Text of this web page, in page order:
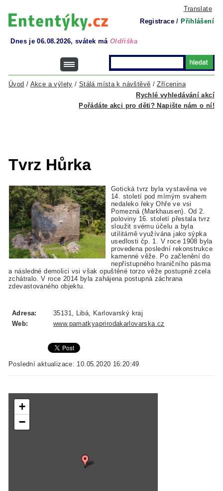
Translate
Registrace / Přihlášení
Dnes je 06.08.2026, svátek má Oldřiška
Rychlé vyhledávání akcí
Úvod / Akce a výlety / Stálá místa k návštěvě /Zřícenina
Pořádáte akci pro děti? Napište nám o ní!
Tvrz Hůrka
Gotická tvrz byla vystavěna ve
14. století pod mírným svahem
nedaleko řeky Ohře ve vsi
Pomezná (Markhausen). Od 2.
poloviny 16. století přestala tvrz
sloužit svému účelu a byla
utilitárně využívána jako sýpka
usedlosti čp. 1. V roce 1908 byla
provedena poslední rekonstrukce
kamenné věže. Po začlenění do
nepřístupného hraničního pásma
a následné demolici vsi však opuštěné torzo věže postupně zcela
zchátralo. V roce 2014 byla zahájena postupná záchrana
zdevastovaného objektu.
Adresa:
35131, Libá, Karlovarský kraj
Web:
www.pamatkyaprirodakarlovarska.cz
Poslední aktualizace: 10.05.2020 16:20:49
+
−